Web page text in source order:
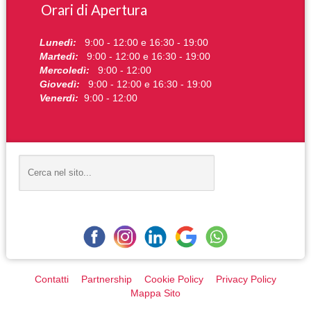
Orari di Apertura
Lunedì: 9:00 - 12:00 e 16:30 - 19:00
Martedì: 9:00 - 12:00 e 16:30 - 19:00
Mercoledì: 9:00 - 12:00
Giovedì: 9:00 - 12:00 e 16:30 - 19:00
Venerdì: 9:00 - 12:00
Contatti Partnership Cookie Policy
Privacy Policy
Mappa Sito